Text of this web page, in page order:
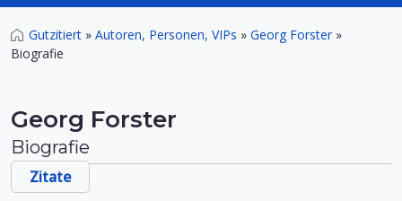
Gutzitiert » Autoren, Personen, VIPs » Georg Forster»
Biografie
Georg Forster
Biografie
Zitate